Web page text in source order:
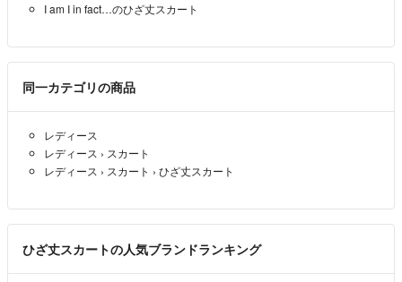
I am I in fact…のひざ丈スカート
同一カテゴリの商品
レディース
レディース › スカート
レディース › スカート › ひざ丈スカート
ひざ丈スカートの人気ブランドランキング